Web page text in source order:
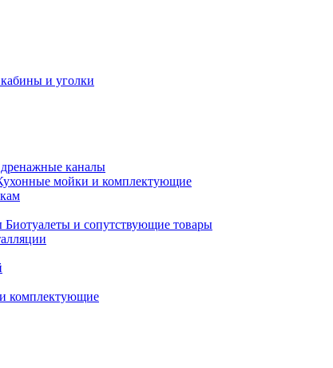
и уголки
каналы
мойки и комплектующие
Биотуалеты и сопутствующие товары
комплектующие